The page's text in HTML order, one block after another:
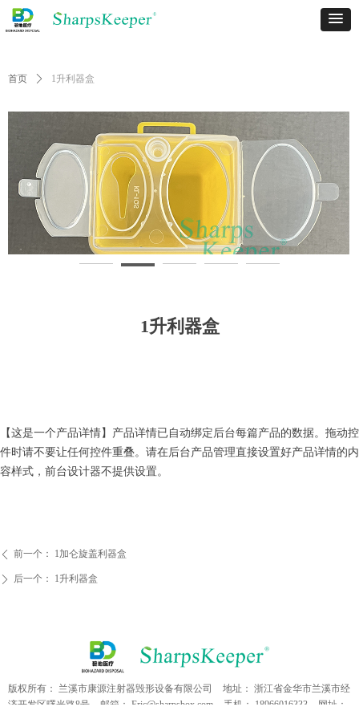
首页 ꄲ 1升利器盒
1升利器盒
ꄴ 前一个： 1加仑旋盖利器盒
ꄲ 后一个： 1升利器盒
【这是一个产品详情】产品详情已自动绑定后台每篇产品的数据。拖动控
件时请不要让任何控件重叠。请在后台产品管理直接设置好产品详情的内
容样式，前台设计器不提供设置。
版权所有： 兰溪市康源注射器毁形设备有限公司 地址： 浙江省金华市兰溪市经
济开发区曙光路8号
邮箱： Eric@sharpsbox.com 手机： 18966016333
网址：